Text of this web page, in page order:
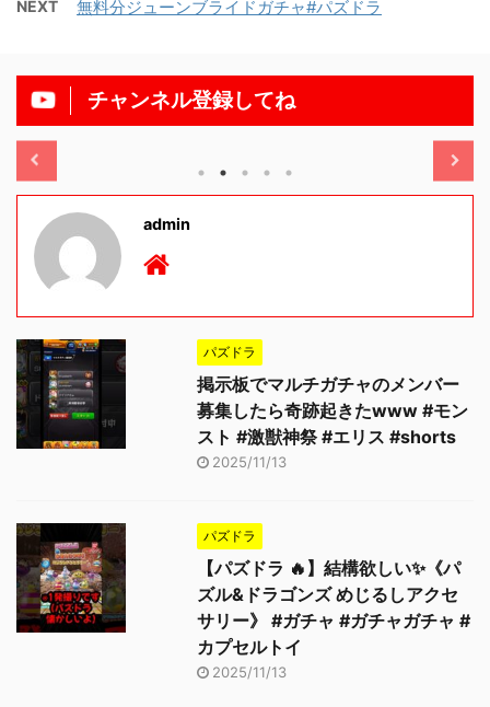
NEXT 無料分ジューンブライドガチャ#パズドラ
チャンネル登録してね
11/13
admin
パズドラ
掲示板でマルチガチャのメンバー
募集したら奇跡起きたwww #モン
スト #激獣神祭 #エリス #shorts
2025/11/13
パズドラ
【パズドラ 🔥】結構欲しい✨《パ
ズル&ドラゴンズ めじるしアクセ
サリー》 #ガチャ #ガチャガチャ #
カプセルトイ
2025/11/13